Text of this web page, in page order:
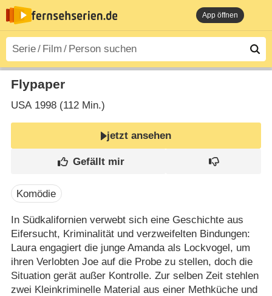
App öffnen
Flypaper
USA1998 (112 Min.)
jetzt ansehen
Komödie
In Südkalifornien verwebt sich eine Geschichte aus
Eifersucht, Kriminalität und verzweifelten Bindungen:
Laura engagiert die junge Amanda als Lockvogel, um
ihren Verlobten Joe auf die Probe zu stellen, doch die
Situation gerät außer Kontrolle. Zur selben Zeit stehlen
zwei Kleinkriminelle Material aus einer Methküche und